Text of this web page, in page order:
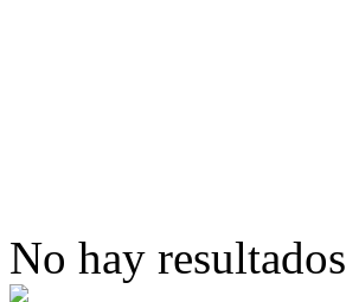
No hay resultados